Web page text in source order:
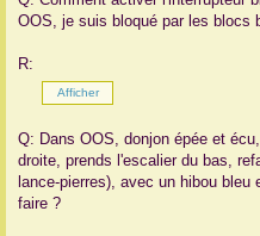
OOS, je suis bloqué par les blocs
R:
Q: Dans OOS, donjon épée et
droite, prends l'escalier du bas,
lance-pierres), avec un hibou
faire ?